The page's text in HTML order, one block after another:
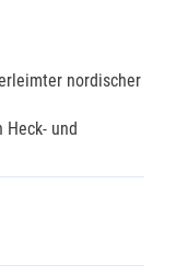
nordischer
Heck- und